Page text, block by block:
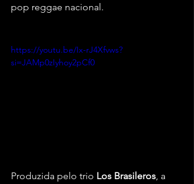
pop reggae nacional.
https://youtu.be/Ix-rJ4Xfvws?
si=JAMp0zIyhoy2pCf0
Produzida pelo trio Los Brasileros, a